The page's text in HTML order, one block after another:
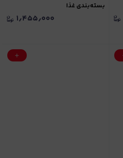
بسته‌بندی غذا
۱٫۴۵۵٫۰۰۰